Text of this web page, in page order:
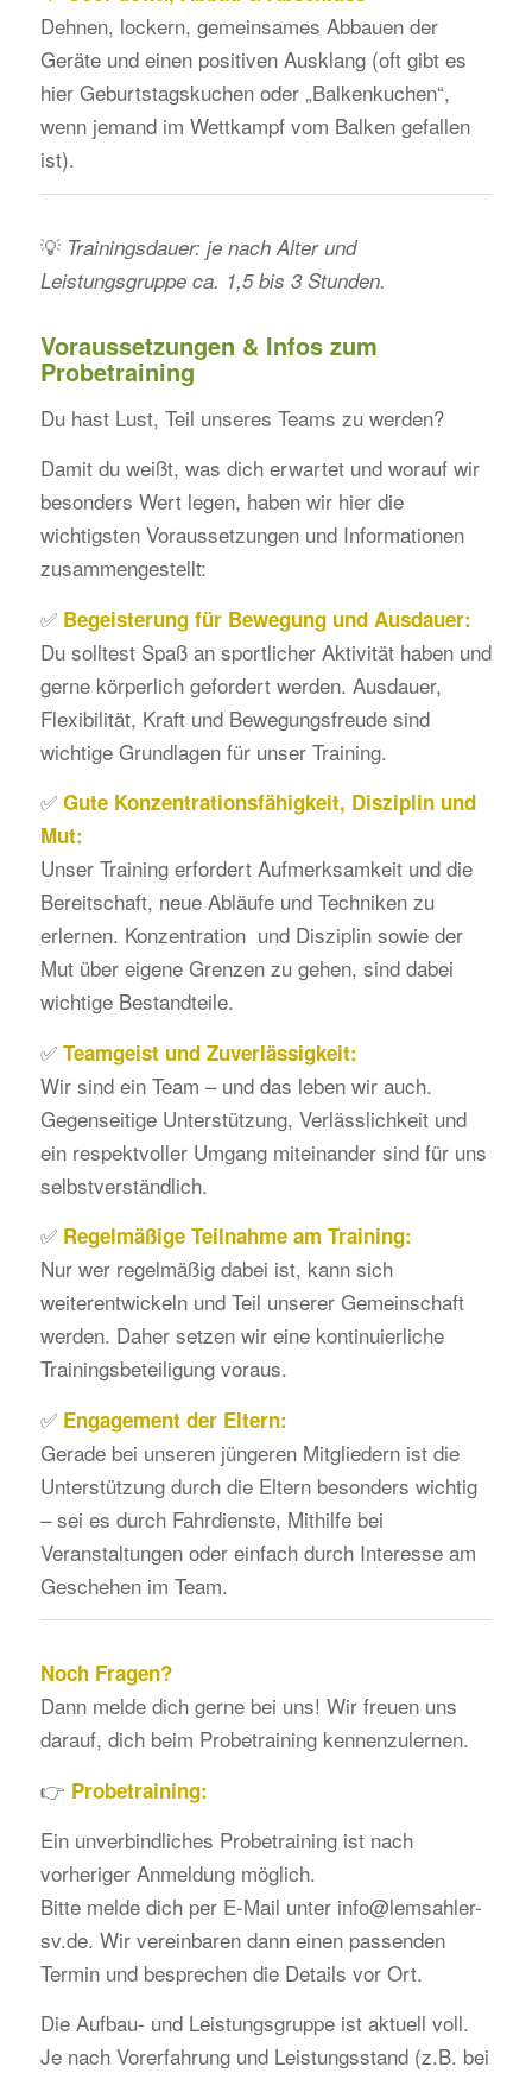
Dehnen, lockern, gemeinsames Abbauen der
Geräte und einen positiven Ausklang (oft gibt es
hier Geburtstagskuchen oder „Balkenkuchen“,
wenn jemand im Wettkampf vom Balken gefallen
ist).
💡 Trainingsdauer: je nach Alter und
Leistungsgruppe ca. 1,5 bis 3 Stunden.
Voraussetzungen & Infos zum
Probetraining
Du hast Lust, Teil unseres Teams zu werden?
Damit du weißt, was dich erwartet und worauf wir
besonders Wert legen, haben wir hier die
wichtigsten Voraussetzungen und Informationen
zusammengestellt:
✅ Begeisterung für Bewegung und Ausdauer:
Du solltest Spaß an sportlicher Aktivität haben und
gerne körperlich gefordert werden. Ausdauer,
Flexibilität, Kraft und Bewegungsfreude sind
wichtige Grundlagen für unser Training.
✅ Gute Konzentrationsfähigkeit, Disziplin und
Mut:
Unser Training erfordert Aufmerksamkeit und die
Bereitschaft, neue Abläufe und Techniken zu
erlernen. Konzentration und Disziplin sowie der
Mut über eigene Grenzen zu gehen, sind dabei
wichtige Bestandteile.
✅ Teamgeist und Zuverlässigkeit:
Wir sind ein Team – und das leben wir auch.
Gegenseitige Unterstützung, Verlässlichkeit und
ein respektvoller Umgang miteinander sind für uns
selbstverständlich.
✅ Regelmäßige Teilnahme am Training:
Nur wer regelmäßig dabei ist, kann sich
weiterentwickeln und Teil unserer Gemeinschaft
werden. Daher setzen wir eine kontinuierliche
Trainingsbeteiligung voraus.
✅ Engagement der Eltern:
Gerade bei unseren jüngeren Mitgliedern ist die
Unterstützung durch die Eltern besonders wichtig
– sei es durch Fahrdienste, Mithilfe bei
Veranstaltungen oder einfach durch Interesse am
Geschehen im Team.
Noch Fragen?
Dann melde dich gerne bei uns! Wir freuen uns
darauf, dich beim Probetraining kennenzulernen.
👉 Probetraining:
Ein unverbindliches Probetraining ist nach
vorheriger Anmeldung möglich.
Bitte melde dich per E-Mail unter info@lemsahler-
sv.de. Wir vereinbaren dann einen passenden
Termin und besprechen die Details vor Ort.
Die Aufbau- und Leistungsgruppe ist aktuell voll.
Je nach Vorerfahrung und Leistungsstand (z.B. bei